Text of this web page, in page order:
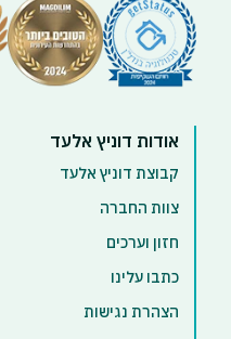
אודות דוניץ אלעד
קבוצת דוניץ אלעד
צוות החברה
חזון וערכים
כתבו עלינו
הצהרת נגישות